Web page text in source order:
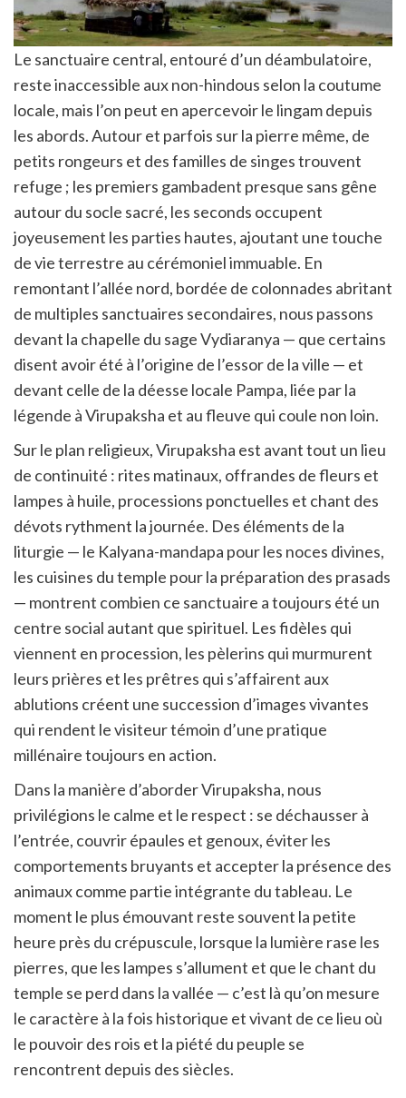
Le sanctuaire central, entouré d’un déambulatoire,
reste inaccessible aux non-hindous selon la coutume
locale, mais l’on peut en apercevoir le lingam depuis
les abords. Autour et parfois sur la pierre même, de
petits rongeurs et des familles de singes trouvent
refuge ; les premiers gambadent presque sans gêne
autour du socle sacré, les seconds occupent
joyeusement les parties hautes, ajoutant une touche
de vie terrestre au cérémoniel immuable. En
remontant l’allée nord, bordée de colonnades abritant
de multiples sanctuaires secondaires, nous passons
devant la chapelle du sage Vydiaranya — que certains
disent avoir été à l’origine de l’essor de la ville — et
devant celle de la déesse locale Pampa, liée par la
légende à Virupaksha et au fleuve qui coule non loin.
Sur le plan religieux, Virupaksha est avant tout un lieu
de continuité : rites matinaux, offrandes de fleurs et
lampes à huile, processions ponctuelles et chant des
dévots rythment la journée. Des éléments de la
liturgie — le Kalyana-mandapa pour les noces divines,
les cuisines du temple pour la préparation des prasads
— montrent combien ce sanctuaire a toujours été un
centre social autant que spirituel. Les fidèles qui
viennent en procession, les pèlerins qui murmurent
leurs prières et les prêtres qui s’affairent aux
ablutions créent une succession d’images vivantes
qui rendent le visiteur témoin d’une pratique
millénaire toujours en action.
Dans la manière d’aborder Virupaksha, nous
privilégions le calme et le respect : se déchausser à
l’entrée, couvrir épaules et genoux, éviter les
comportements bruyants et accepter la présence des
animaux comme partie intégrante du tableau. Le
moment le plus émouvant reste souvent la petite
heure près du crépuscule, lorsque la lumière rase les
pierres, que les lampes s’allument et que le chant du
temple se perd dans la vallée — c’est là qu’on mesure
le caractère à la fois historique et vivant de ce lieu où
le pouvoir des rois et la piété du peuple se
rencontrent depuis des siècles.